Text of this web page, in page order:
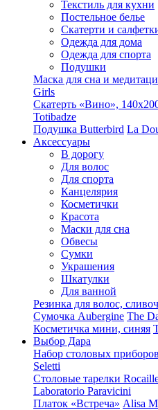
Текстиль для кухни
Постельное белье
Скатерти и
Одежда для дома
Одежда для спорта
Подушки
Маска для сна и
Girls
Скатерть «Вино»,
Totibadze
Подушка Butterbird La
Аксессуары
В дорогу
Для волос
Для спорта
Канцелярия
Косметички
Красота
Маски для сна
Обвесы
Сумки
Украшения
Шкатулки
Для ванной
Резинка для волос,
Сумочка Aubergine The
Косметичка мини, синяя
Выбор Дара
Набор столовых
Seletti
Столовые тарелки
Laboratorio Paravicini
Платок «Встреча» Alisa